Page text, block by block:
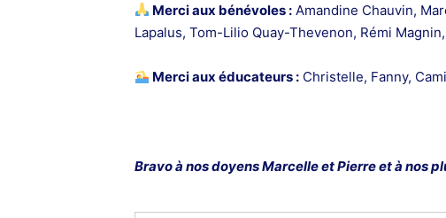
Merci aux bénévoles : Amandine Chauvin,
Lapalus, Tom-Lilio Quay-Thevenon, Rémi
Merci aux éducateurs : Christelle, Fanny,
Bravo à nos doyens Marcelle et Pierre et à nos